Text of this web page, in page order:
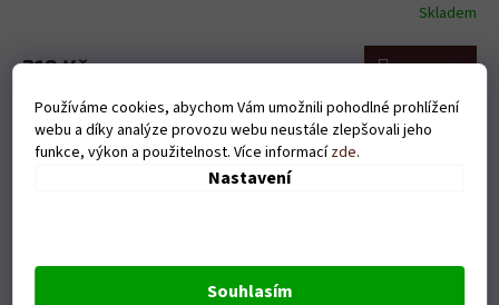
Používáme cookies, abychom Vám umožnili pohodlné prohlížení
webu a díky analýze provozu webu neustále zlepšovali jeho
funkce, výkon a použitelnost. Více informacízde.
Nastavení
Souhlasím
Skladem
319 Kč Do košíku